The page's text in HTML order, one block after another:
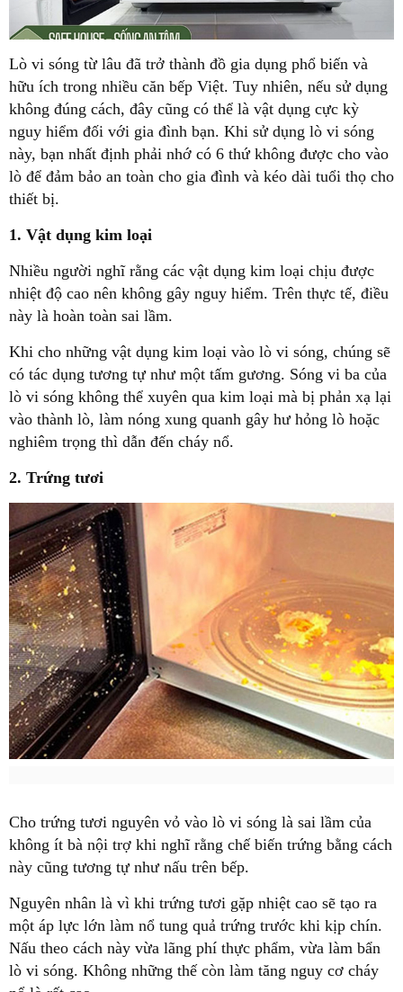
Lò vi sóng từ lâu đã trở thành đồ gia dụng phổ biến và
hữu ích trong nhiều căn bếp Việt. Tuy nhiên, nếu sử dụng
không đúng cách, đây cũng có thể là vật dụng cực kỳ
nguy hiểm đối với gia đình bạn. Khi sử dụng lò vi sóng
này, bạn nhất định phải nhớ có 6 thứ không được cho vào
lò để đảm bảo an toàn cho gia đình và kéo dài tuổi thọ cho
thiết bị.
1. Vật dụng kim loại
Nhiều người nghĩ rằng các vật dụng kim loại chịu được
nhiệt độ cao nên không gây nguy hiểm. Trên thực tế, điều
này là hoàn toàn sai lầm.
Khi cho những vật dụng kim loại vào lò vi sóng, chúng sẽ
có tác dụng tương tự như một tấm gương. Sóng vi ba của
lò vi sóng không thể xuyên qua kim loại mà bị phản xạ lại
vào thành lò, làm nóng xung quanh gây hư hỏng lò hoặc
nghiêm trọng thì dẫn đến cháy nổ.
2. Trứng tươi
Cho trứng tươi nguyên vỏ vào lò vi sóng là sai lầm của
không ít bà nội trợ khi nghĩ rằng chế biến trứng bằng cách
này cũng tương tự như nấu trên bếp.
Nguyên nhân là vì khi trứng tươi gặp nhiệt cao sẽ tạo ra
một áp lực lớn làm nổ tung quả trứng trước khi kịp chín.
Nấu theo cách này vừa lãng phí thực phẩm, vừa làm bẩn
lò vi sóng. Không những thế còn làm tăng nguy cơ cháy